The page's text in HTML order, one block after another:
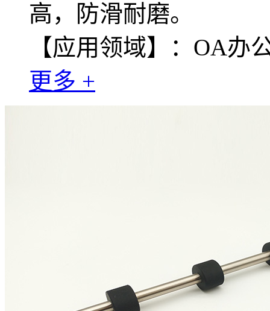
高，防滑耐磨。
【应用领域】：OA办
更多 +